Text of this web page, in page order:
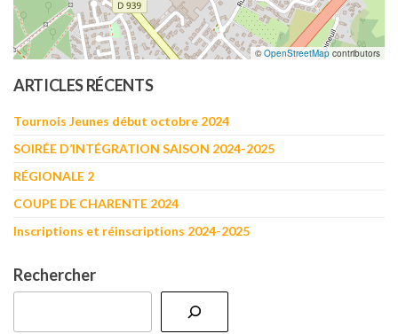
©OpenStreetMap contributors
ARTICLES RÉCENTS
Tournois Jeunes début octobre 2024
SOIRÉE D’INTÉGRATION SAISON 2024-2025
RÉGIONALE 2
COUPE DE CHARENTE 2024
Inscriptions et réinscriptions 2024-2025
Rechercher